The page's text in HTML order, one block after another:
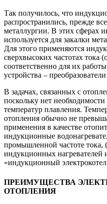
Так получилось, что
распространились, прежде
металлургии. В этих сферах
используется для закалки
Для этого применяются
сверхвысоких частотах тока
соответственно для их
устройства –
В задачах, связанных с
поскольку нет необходимости
температур плавления.
отопления обычно не
применения в качестве
индукционные
промышленной частоте тока,
индукционных нагревателей
«индукционный
ПРЕИМУЩЕСТВА
ОТОПЛЕНИЯ